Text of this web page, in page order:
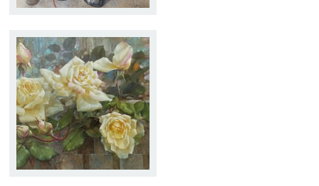
ROSAS DE OTOÑO
Tamaño: 30 x 80
Técnica: Óleo